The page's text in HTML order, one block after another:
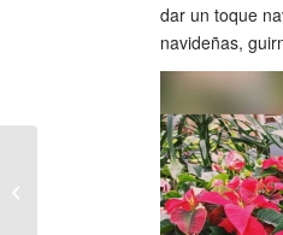
dar un toque
navideñas,
Los crisantemos.